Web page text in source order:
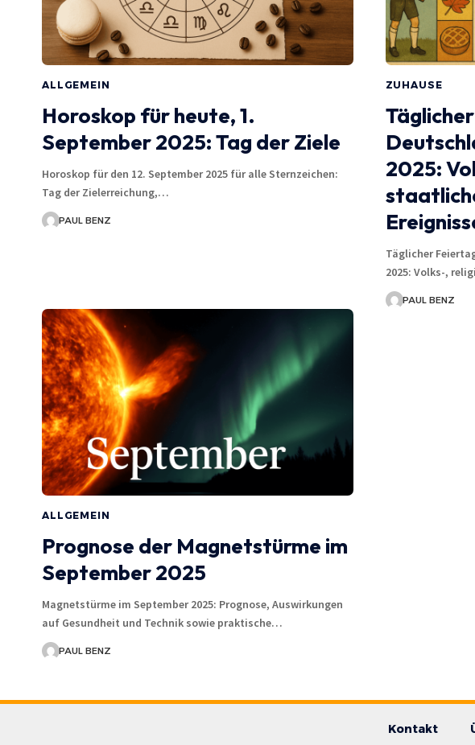
ALLGEMEIN
Horoskop für heute, 1.
September 2025: Tag der Ziele
Horoskop für den 12. September 2025 für alle Sternzeichen:
Tag der Zielerreichung,…
PAUL BENZ
ZUHAUSE
2025:
Täglicher
2025: Volks-,
PAUL BENZ
ALLGEMEIN
Prognose der Magnetstürme im
September 2025
Magnetstürme im September 2025: Prognose, Auswirkungen
auf Gesundheit und Technik sowie praktische…
PAUL BENZ
Kontakt